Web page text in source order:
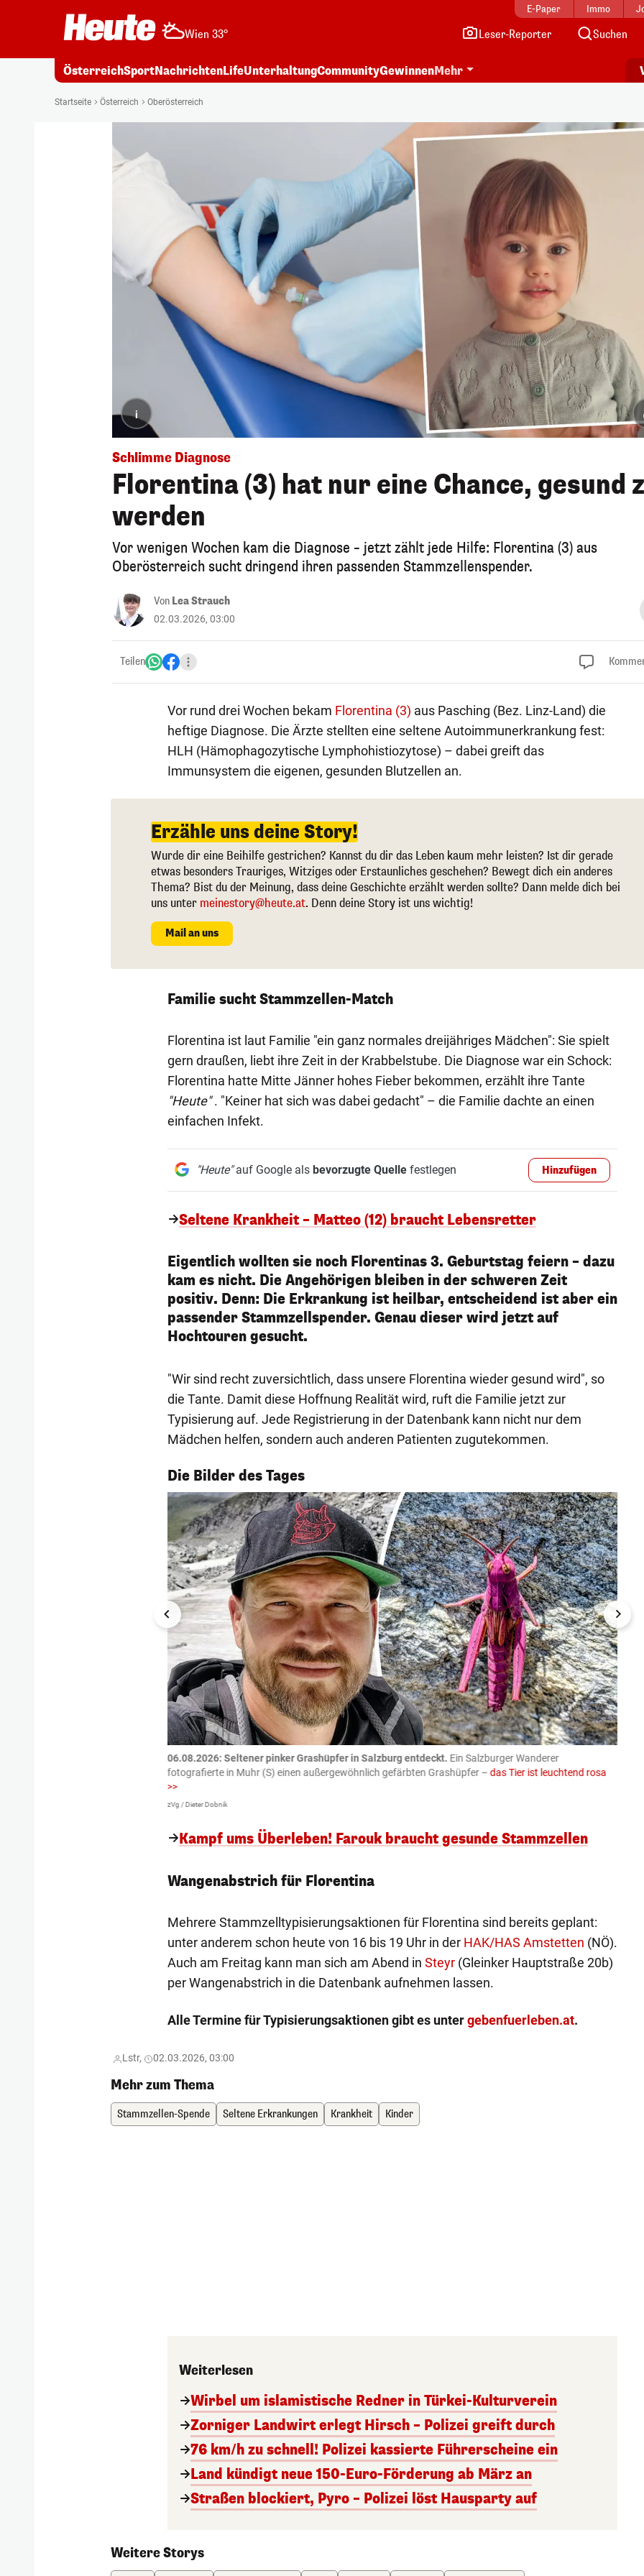
E-Paper Immo
Wien 33° Leser-Reporter Suchen
ÖsterreichSportNachrichtenLifeUnterhaltungCommunityGewinnenMehr
Startseite Österreich Oberösterreich
i
Schlimme Diagnose
Florentina (3) hat nur eine Chance, gesund
werden
Vor wenigen Wochen kam die Diagnose – jetzt zählt jede Hilfe: Florentina (3) aus
Oberösterreich sucht dringend ihren passenden Stammzellenspender.
Von Lea Strauch
02.03.2026, 03:00
Teilen
Vor rund drei Wochen bekam Florentina (3) aus Pasching (Bez. Linz-Land) die
heftige Diagnose. Die Ärzte stellten eine seltene Autoimmunerkrankung fest:
HLH (Hämophagozytische Lymphohistiozytose) – dabei greift das
Immunsystem die eigenen, gesunden Blutzellen an.
Erzähle uns deine Story!
Wurde dir eine Beihilfe gestrichen? Kannst du dir das Leben kaum mehr leisten? Ist dir gerade
etwas besonders Trauriges, Witziges oder Erstaunliches geschehen? Bewegt dich ein anderes
Thema? Bist du der Meinung, dass deine Geschichte erzählt werden sollte? Dann melde dich bei
uns unter meinestory@heute.at. Denn deine Story ist uns wichtig!
Mail an uns
Familie sucht Stammzellen-Match
Florentina ist laut Familie "ein ganz normales dreijähriges Mädchen": Sie spielt
gern draußen, liebt ihre Zeit in der Krabbelstube. Die Diagnose war ein Schock:
Florentina hatte Mitte Jänner hohes Fieber bekommen, erzählt ihre Tante
"Heute". "Keiner hat sich was dabei gedacht" – die Familie dachte an einen
einfachen Infekt.
"Heute"auf Google als bevorzugte Quellefestlegen Hinzufügen
Seltene Krankheit – Matteo (12) braucht Lebensretter
Eigentlich wollten sie noch Florentinas 3. Geburtstag feiern – dazu
kam es nicht. Die Angehörigen bleiben in der schweren Zeit
positiv. Denn: Die Erkrankung ist heilbar, entscheidend ist aber ein
passender Stammzellspender. Genau dieser wird jetzt auf
Hochtouren gesucht.
"Wir sind recht zuversichtlich, dass unsere Florentina wieder gesund wird", so
die Tante. Damit diese Hoffnung Realität wird, ruft die Familie jetzt zur
Typisierung auf. Jede Registrierung in der Datenbank kann nicht nur dem
Mädchen helfen, sondern auch anderen Patienten zugutekommen.
Die Bilder des Tages
1/54
06.08.2026: Seltener pinker Grashüpfer in Salzburg entdeckt. Ein Salzburger Wanderer
fotografierte in Muhr (S) einen außergewöhnlich gefärbten Grashüpfer – das Tier ist leuchtend rosa
>>
zVg / Dieter Dobnik
Kampf ums Überleben! Farouk braucht gesunde Stammzellen
Wangenabstrich für Florentina
Mehrere Stammzelltypisierungsaktionen für Florentina sind bereits geplant:
unter anderem schon heute von 16 bis 19 Uhr in der HAK/HAS Amstetten (NÖ).
Auch am Freitag kann man sich am Abend in Steyr(Gleinker Hauptstraße 20b)
per Wangenabstrich in die Datenbank aufnehmen lassen.
Alle Termine für Typisierungsaktionen gibt es untergebenfuerleben.at.
Lstr, 02.03.2026, 03:00
Mehr zum Thema
Stammzellen-Spende Seltene Erkrankungen Krankheit Kinder
Weiterlesen
Wirbel um islamistische Redner in Türkei-Kulturverein
Zorniger Landwirt erlegt Hirsch – Polizei greift durch
76 km/h zu schnell! Polizei kassierte Führerscheine ein
Land kündigt neue 150-Euro-Förderung ab März an
Straßen blockiert, Pyro – Polizei löst Hausparty auf
Weitere Storys